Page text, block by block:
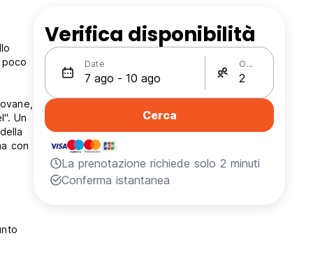
poco
Un
con
Verifica disponibilità
Date Ospiti
Cerca
La prenotazione richiede solo 2 minuti
Conferma istantanea